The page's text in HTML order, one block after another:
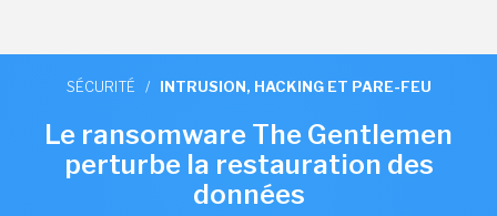
SÉCURITÉ / INTRUSION, HACKING ET PARE-FEU
Le ransomware The Gentlemen
perturbe la restauration des
données